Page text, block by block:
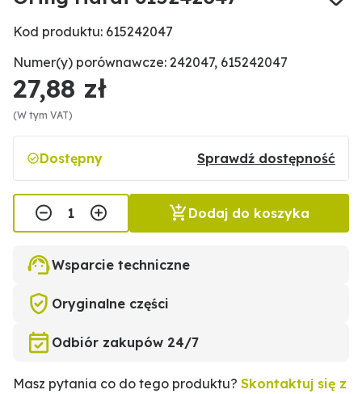
Kod produktu: 615242047
Numer(y) porównawcze: 242047, 615242047
27,88 zł
(W tym VAT)
Dostępny Sprawdź dostępność
Dodaj do koszyka
Wsparcie techniczne
Oryginalne części
Odbiór zakupów 24/7
Masz pytania co do tego produktu? Skontaktuj się z